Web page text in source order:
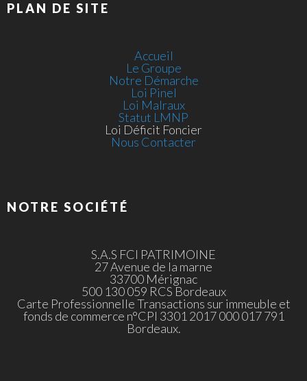
PLAN DE SITE
Accueil
Le Groupe
Notre Démarche
Loi Pinel
Loi Malraux
Statut LMNP
Loi Déficit Foncier
Nous Contacter
NOTRE SOCIÉTÉ
S.A.S FCI PATRIMOINE
27 Avenue de la marne
33700 Mérignac
500 130 059 RCS Bordeaux
Carte Professionnelle Transactions sur immeuble et
fonds de commerce n°CPI 3301 2017 000 017 791
Bordeaux.